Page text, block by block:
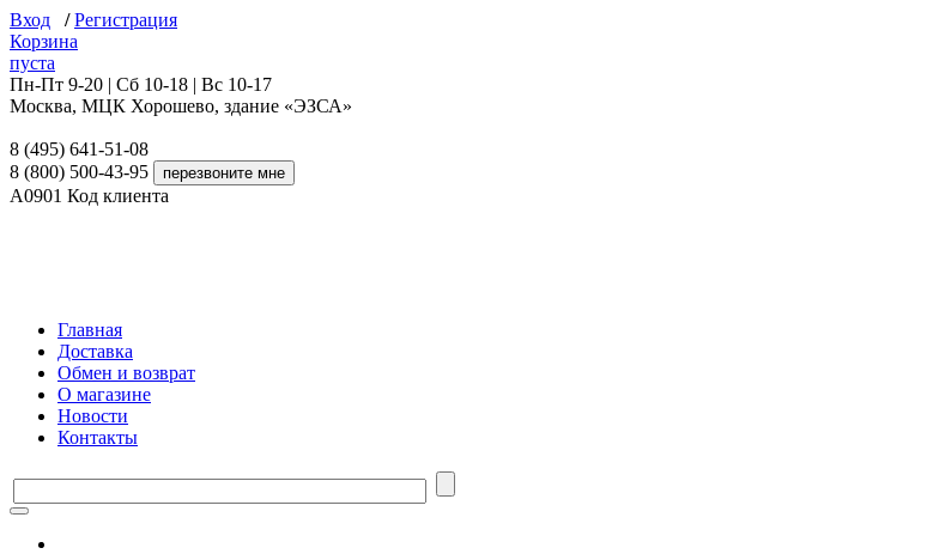
Вход / Регистрация
Корзина
пуста
Пн-Пт 9-20 | Сб 10-18 | Вс 10-17
Москва, МЦК Хорошево, здание «ЭЗСА»
8 (495) 641-51-08
8 (800) 500-43-95
A0901 Код клиента
Главная
Доставка
Обмен и возврат
О магазине
Новости
Контакты